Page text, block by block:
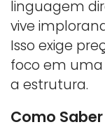
linguagem
vive
Isso exige
foco em
a estrutura.
Como